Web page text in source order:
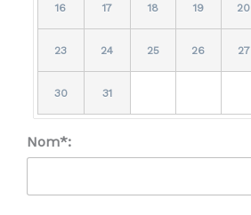
16 17 18 19 20
23 24 25 26 27
30 31
Nom*: